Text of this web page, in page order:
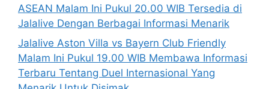
ASEAN Malam Ini Pukul 20.00 WIB Tersedia di
Jalalive Dengan Berbagai Informasi Menarik
Jalalive Aston Villa vs Bayern Club Friendly
Malam Ini Pukul 19.00 WIB Membawa Informasi
Terbaru Tentang Duel Internasional Yang